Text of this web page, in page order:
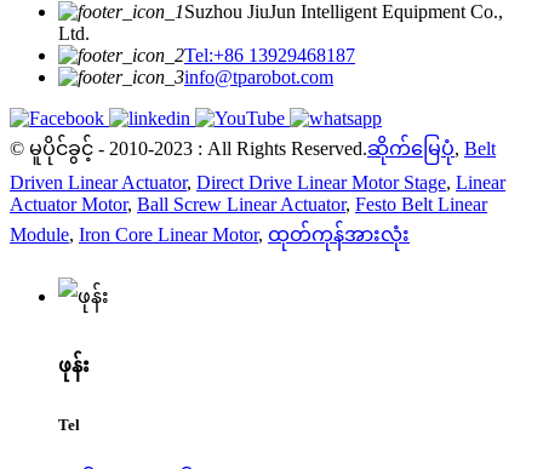
Suzhou JiuJun Intelligent Equipment Co.,
Ltd.
Tel:+86 13929468187
info@tparobot.com
© မူပိုင်ခွင့် - 2010-2023 : All Rights Reserved.ဆိုက်မြေပုံ, Belt
Driven Linear Actuator, Direct Drive Linear Motor Stage, Linear
Actuator Motor, Ball Screw Linear Actuator, Festo Belt Linear
Module, Iron Core Linear Motor, ထုတ်ကုန်အားလုံး
ဖုန်း
Tel